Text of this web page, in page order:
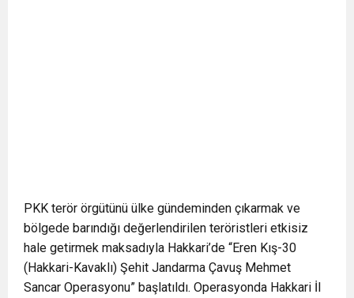
PKK terör örgütünü ülke gündeminden çıkarmak ve
bölgede barındığı değerlendirilen teröristleri etkisiz
hale getirmek maksadıyla Hakkari’de “Eren Kış-30
(Hakkari-Kavaklı) Şehit Jandarma Çavuş Mehmet
Sancar Operasyonu” başlatıldı. Operasyonda Hakkari İl